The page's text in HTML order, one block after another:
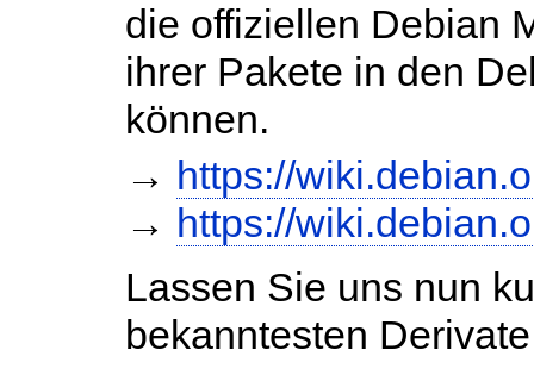
die offiziellen Debian
ihrer Pakete in den
können.
→ https://
→ https://
Lassen Sie uns nun
bekanntesten